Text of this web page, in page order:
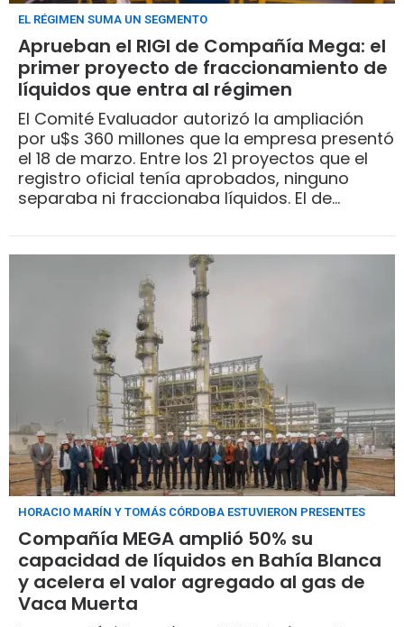
EL RÉGIMEN SUMA UN SEGMENTO
Aprueban el RIGI de Compañía Mega: el
primer proyecto de fraccionamiento de
líquidos que entra al régimen
El Comité Evaluador autorizó la ampliación
por u$s 360 millones que la empresa presentó
el 18 de marzo. Entre los 21 proyectos que el
registro oficial tenía aprobados, ninguno
separaba ni fraccionaba líquidos. El de
mayor, sigue en evaluación
HORACIO MARÍN Y TOMÁS CÓRDOBA ESTUVIERON PRESENTES
Compañía MEGA amplió 50% su
capacidad de líquidos en Bahía Blanca
y acelera el valor agregado al gas de
Vaca Muerta